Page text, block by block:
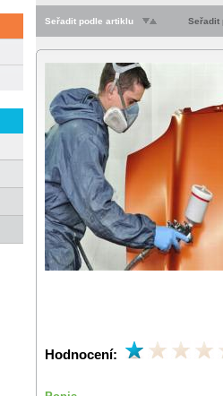
Seřadit podle artiklu Seřadit
Hodnocení: